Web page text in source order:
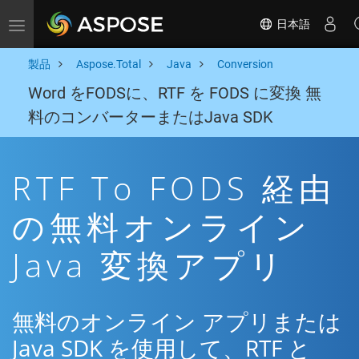
Toggle navigation 日本語
製品 Aspose.Total Java Conversion
Word をFODSに、RTF を FODS に変換 無
料のコンバーターまたはJava SDK
RTF To FODS 経由
の無料オンライン
Java 変換アプリ
無料のオンライン アプリまたは
Java SDK を使用して、RTF と